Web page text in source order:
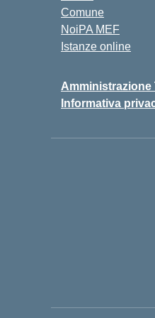
Comune
NoiPA MEF
Istanze online
Amministrazione
Informativa